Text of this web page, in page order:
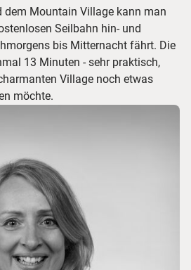
dem Mountain Village kann man
Seilbahn hin- und
bis Mitternacht fährt. Die
13 Minuten - sehr praktisch,
Village noch etwas
möchte.